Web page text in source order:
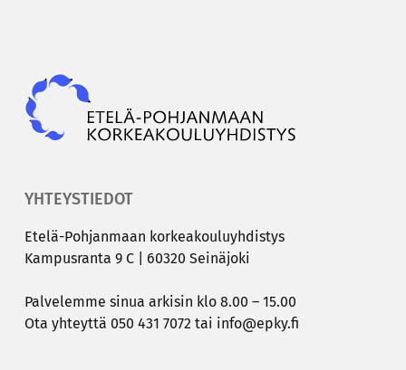
YHTEYSTIEDOT
Etelä-​Pohjanmaan kor­kea­kou­lu­yh­dis­tys
Kam­pus­ran­ta 9 C | 60320 Sei­nä­jo­ki
Pal­ve­lem­me sinua ar­ki­sin klo 8.00 – 15.00
Ota yh­teyt­tä 050 431 7072 tai info@epky.fi